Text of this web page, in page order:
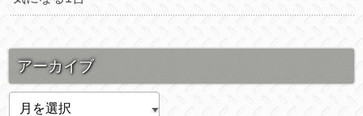
アーカイブ